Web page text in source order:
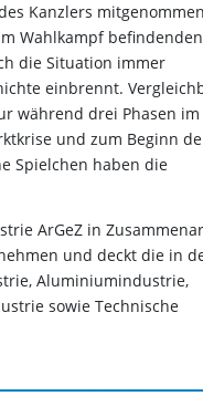
Kanzlers
Wahlkampf befindenden
die Situation immer
einbrennt.
während drei Phasen im
und zum Beginn
Spielchen haben die
ArGeZ in
und deckt die in
Aluminiumindustrie,
sowie Technische